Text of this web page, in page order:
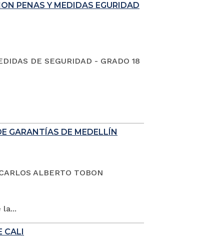
PENAS Y MEDIDAS EGURIDAD
DE SEGURIDAD - GRADO 18
GARANTÍAS DE MEDELLÍN
ALBERTO TOBON
la...
CALI